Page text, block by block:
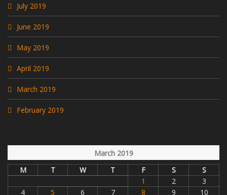
July 2019
June 2019
May 2019
April 2019
March 2019
February 2019
March 2019
M
T W T F S
S
1
2
3
4
5 6 7 8 9 10